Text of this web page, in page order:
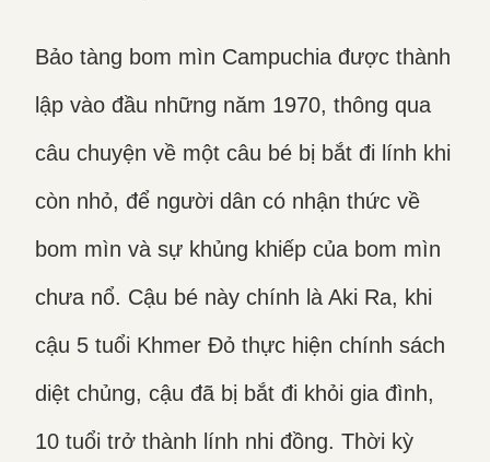
Bảo tàng bom mìn Campuchia được thành
lập vào đầu những năm 1970, thông qua
câu chuyện về một câu bé bị bắt đi lính khi
còn nhỏ, để người dân có nhận thức về
bom mìn và sự khủng khiếp của bom mìn
chưa nổ. Cậu bé này chính là Aki Ra, khi
cậu 5 tuổi Khmer Đỏ thực hiện chính sách
diệt chủng, cậu đã bị bắt đi khỏi gia đình,
10 tuổi trở thành lính nhi đồng. Thời kỳ